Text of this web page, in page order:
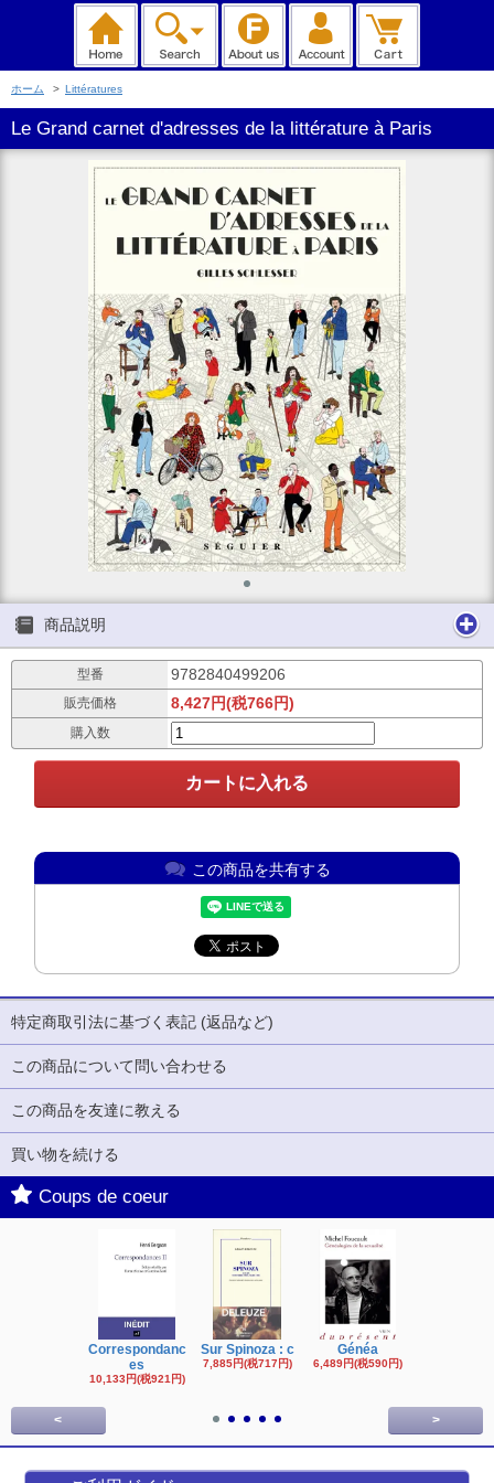
ホーム > Littératures
Le Grand carnet d'adresses de la littérature à Paris
商品説明
型番 9782840499206
販売価格 8,427円(税766円)
購入数
この商品を共有する
特定商取引法に基づく表記 (返品など)
この商品について問い合わせる
この商品を友達に教える
買い物を続ける
Coups de coeur
Correspondanc
es
10,133円(税921円)
Sur Spinoza : c
7,885円(税717円)
Généa
6,489円(税590円)
< >